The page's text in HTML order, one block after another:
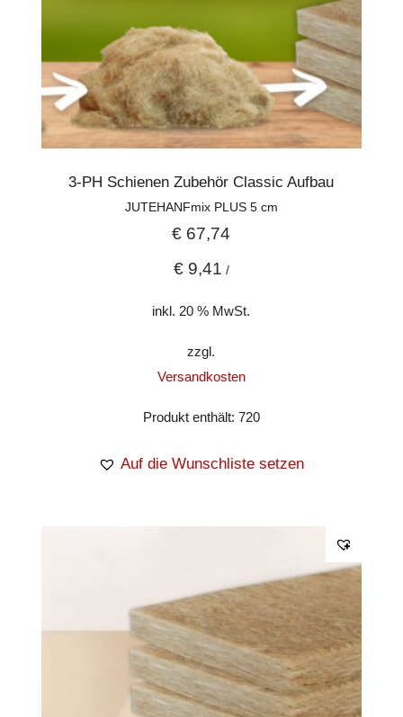
3-PH Schienen Zubehör Classic Aufbau
JUTEHANFmix PLUS 5 cm
€ 67,74
€9,41 /
inkl. 20 % MwSt.
zzgl.
Versandkosten
Produkt enthält: 720
Auf die Wunschliste setzen